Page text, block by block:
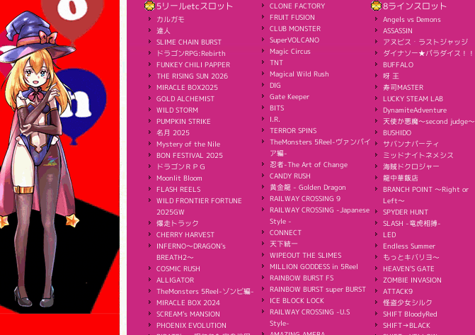
5リールetcスロット
カルガモ
達人
SLIME CHAIN BURST
ドラゴンRPG:Rebirth
FUNKEY CHILI PAPPER
THE RISING SUN 2026
MIRACLE BOX2025
GOLD ALCHEMIST
WILD STORM
PUMPKIN STRIKE
名月 2025
Mystery of the Nile
BON FESTIVAL 2025
ドラゴンＲＰＧ
Moonlit Bloom
FLASH REELS
WILD FRONTIER FORTUNE
2025GW
爆走トラック
CHERRY HARVEST
INFERNO〜DRAGON's
BREATH2〜
COSMIC RUSH
ALLIGATOR
TheMonsters 5Reel-ゾンビ編-
MIRACLE BOX 2024
SCREAM's MANSION
PHOENIX EVOLUTION
CLONE FACTORY
FRUIT FUSION
CLUB MONSTER
SuperVOLCANO
Magic Circus
TNT
Magical Wild Rush
DIG
Gate Keeper
BITS
I.R.
TERROR SPINS
TheMonsters 5Reel-ヴァンパイ
ア編-
忍者-The Art of Change
CANDY RUSH
黄金龍 - Golden Dragon
RAILWAY CROSSING 9
RAILWAY CROSSING -Japanese
Style -
CONNECT
天下統一
WIPEOUT THE SLIMES
MILLION GODDESS in 5Reel
RAINBOW BURST FS
RAINBOW BURST super BURST
ICE BLOCK LOCK
RAILWAY CROSSING -U.S
Style-
8ラインスロット
Angels vs Demons
ASSASSIN
アヌビス・ラストジャッジ
ダイナソー★パラダイス！！
BUFFALO
呀 王
寿司MASTER
LUCKY STEAM LAB
DynamiteAdventure
天使か悪魔〜second judge〜
BUSHIDO
サバンナパーティ
ミッドナイトネメシス
海賊ドクロジャー
龍中華飯店
BRANCH POINT 〜Right or
Left〜
SPYDER HUNT
SLASH -竜虎相搏-
LED
Endless Summer
もっとキバリヨ～
HEAVEN'S GATE
ZOMBIE INVASION
ATTACK9
怪盗少女シルク
SHIFT BloodyRed
SHIFT→BLACK